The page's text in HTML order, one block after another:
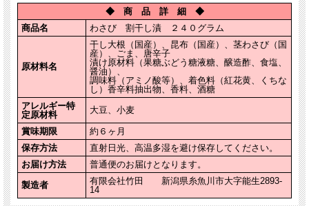
◆ 商 品 詳 細 ◆
商品名
わさび 割干し漬 ２４０グラム
原材料名
干し大根（国産）、昆布（国産）、茎わさび（国
産）、ごま、唐辛子
漬け原材料（果糖ぶどう糖液糖、醸造酢、食塩、
醤油）、
調味料（アミノ酸等）、着色料（紅花黄、くちな
し）香辛料抽出物、香料、酒糖
アレルギー特
定原材料
大豆、小麦
賞味期限
約６ヶ月
保存方法
直射日光、高温多湿を避け保存してください。
お届け方法
普通便のお届けとなります。
製造者
有限会社竹田 新潟県糸魚川市大字能生2893-
14